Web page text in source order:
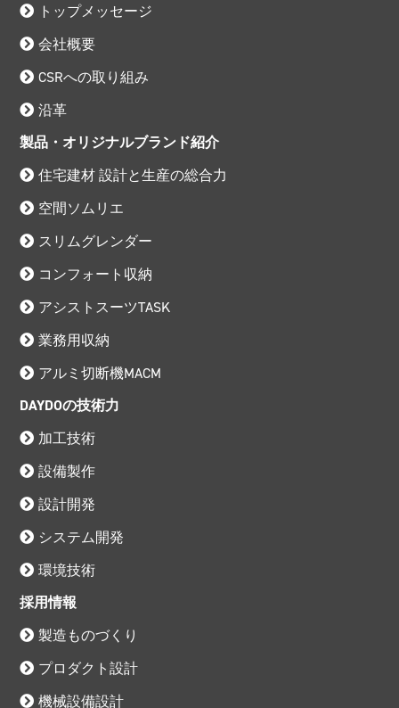
トップメッセージ
会社概要
CSRへの取り組み
沿革
製品・オリジナルブランド紹介
住宅建材 設計と生産の総合力
空間ソムリエ
スリムグレンダー
コンフォート収納
アシストスーツTASK
業務用収納
アルミ切断機MACM
DAYDOの技術力
加工技術
設備製作
設計開発
システム開発
環境技術
採用情報
製造ものづくり
プロダクト設計
機械設備設計